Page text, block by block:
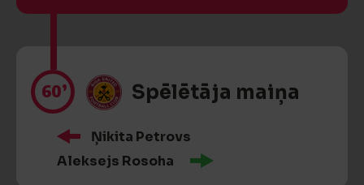
60’ Spēlētāja maiņa
Ņikita Petrovs
Aleksejs Rosoha